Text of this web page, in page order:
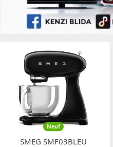
Neuf
SMEG SMF03BLEU